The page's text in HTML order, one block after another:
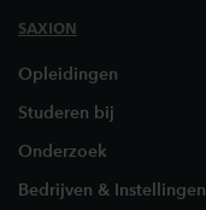
SAXION
Opleidingen
Studeren bij
Onderzoek
Bedrijven & Instellingen